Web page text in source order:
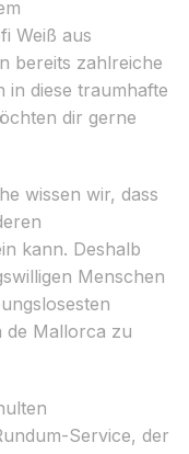
Weiß aus
bereits zahlreiche
in diese traumhafte
dir gerne
wissen wir, dass
kann. Deshalb
Menschen
de Mallorca zu
Service, der